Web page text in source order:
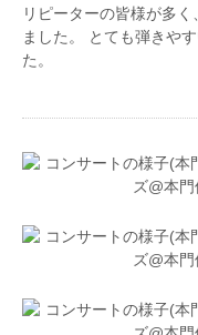
で演奏。
FM浦和『吉
に』ゲスト
音楽を届け
バー。被災
リピーターの皆様が多
ました。 とても弾きや
た。